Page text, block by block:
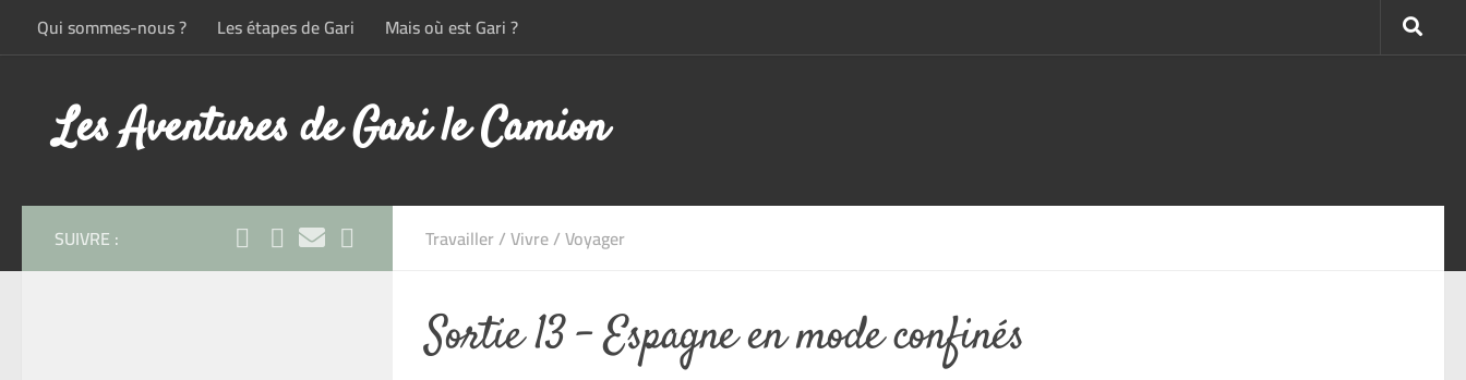
Skip to content
Qui sommes-nous ? Les étapes de Gari Mais où est Gari ?
Les Aventures de Gari le Camion
Travailler/Vivre/Voyager
Sortie 13 – Espagne en mode confinés
SUIVRE :